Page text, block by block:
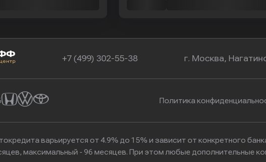
+7 (499) 302-55-38 г. Москва,
Политика
варьируется от 4.9% до 15% и зависит от конкретного
максимальный - 96 месяцев. При этом любые дополнительные